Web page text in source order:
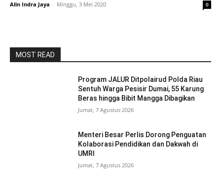
Alin Indra Jaya - Minggu, 3 Mei 2020 0
MOST READ
Program JALUR Ditpolairud Polda Riau
Sentuh Warga Pesisir Dumai, 55 Karung
Beras hingga Bibit Mangga Dibagikan
Jumat, 7 Agustus 2026
Menteri Besar Perlis Dorong Penguatan
Kolaborasi Pendidikan dan Dakwah di
UMRI
Jumat, 7 Agustus 2026